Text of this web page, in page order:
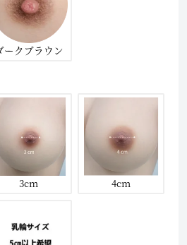
ークブラウン
3cm 4cm